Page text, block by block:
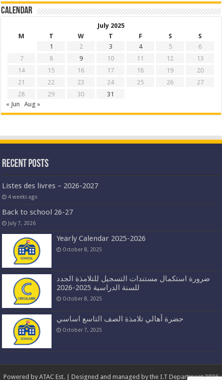
Calendar
July 2025
M
T W T F S
S
1
2 3 4 5
6
7
8 9 10 11 12
13
14
15 16 17 18 19
20
21
22 23 24 25 26
27
28
29 30
31
« Jun
Aug »
Recent Posts
Listes des livres – 2026-2027
4 weeks ago
Back to school 26-27
July 7, 2026
Yearly Calendar 2025-2026
October 8, 2025
ضرورة استكمال مستندات التسجيل للتلامذة الجدد
للسنة الدراسية 2025-2026
October 8, 2025
حضرة أهالي تلامذة الصف التاسع اساسي
October 7, 2025
Powered by ATAC Est. | Designed and managed by the I.T Department 2026